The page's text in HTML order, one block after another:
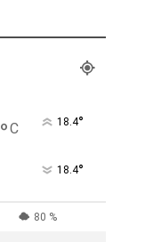
°C 18.4°
18.4°
80 %